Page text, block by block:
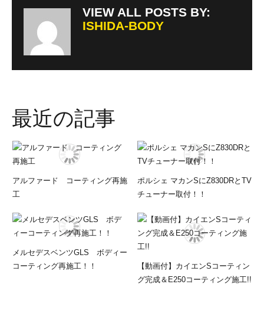
VIEW ALL POSTS BY:
ISHIDA-BODY
最近の記事
アルファード コーティング再施
工
ポルシェ マカンSにZ830DRとTV
チューナー取付！！
メルセデスベンツGLS ボディー
コーティング再施工！！
【動画付】カイエンSコーティン
グ完成＆E250コーティング施工!!